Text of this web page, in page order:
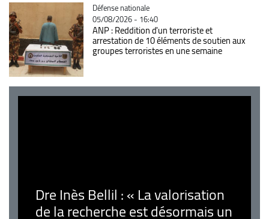
Catégorie
Défense nationale
05/08/2026 - 16:40
ANP : Reddition d'un terroriste et
arrestation de 10 éléments de soutien aux
groupes terroristes en une semaine
Dre Inès Bellil : « La valorisation
de la recherche est désormais un